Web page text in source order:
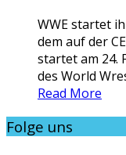
WWE startet
dem auf der
startet am 24.
des World
Read More
Folge uns